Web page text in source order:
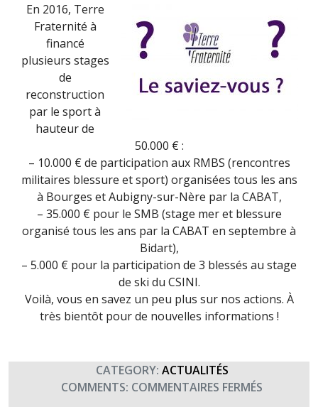
En 2016, Terre
Fraternité à
financé
plusieurs stages
de
reconstruction
par le sport à
hauteur de
50.000 € :
– 10.000 € de participation aux RMBS (rencontres
militaires blessure et sport) organisées tous les ans
à Bourges et Aubigny-sur-Nère par la CABAT,
– 35.000 € pour le SMB (stage mer et blessure
organisé tous les ans par la CABAT en septembre à
Bidart),
– 5.000 € pour la participation de 3 blessés au stage
de ski du CSINI.
Voilà, vous en savez un peu plus sur nos actions. À
très bientôt pour de nouvelles informations !
CATEGORY: ACTUALITÉS
COMMENTS: COMMENTAIRES FERMÉS